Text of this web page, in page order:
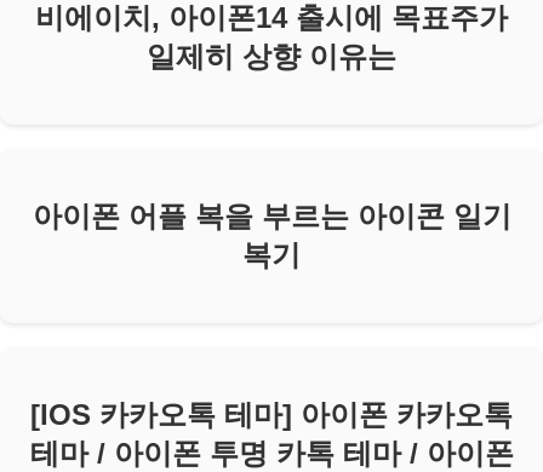
비에이치, 아이폰14 출시에 목표주가
일제히 상향 이유는
아이폰 어플 복을 부르는 아이콘 일기
복기
[IOS 카카오톡 테마] 아이폰 카카오톡
테마 / 아이폰 투명 카톡 테마 / 아이폰